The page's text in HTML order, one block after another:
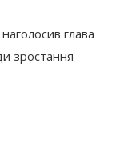
глава
зростання